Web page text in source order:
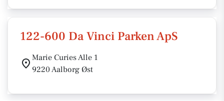
122-600 Da Vinci Parken ApS
Marie Curies Alle 1
9220 Aalborg Øst